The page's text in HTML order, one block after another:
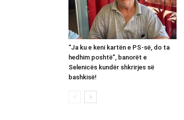
“Ja ku e keni kartën e PS-së, do ta
hedhim poshtë”, banorët e
Selenicës kundër shkrirjes së
bashkisë!